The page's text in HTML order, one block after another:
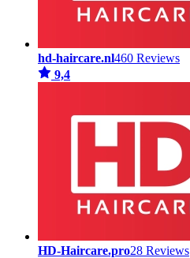
hd-haircare.nl460 Reviews
9,4
HD-Haircare.pro28 Reviews